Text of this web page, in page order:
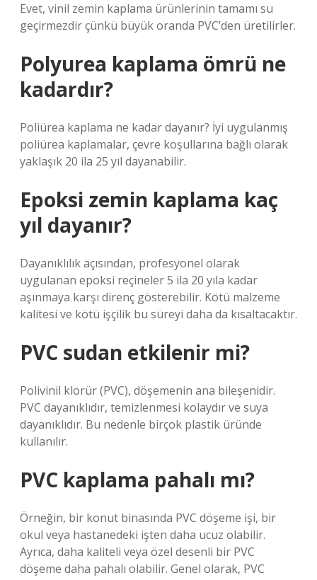
Evet, vinil zemin kaplama ürünlerinin tamamı su
geçirmezdir çünkü büyük oranda PVC’den üretilirler.
Polyurea kaplama ömrü ne
kadardır?
Poliürea kaplama ne kadar dayanır? İyi uygulanmış
poliürea kaplamalar, çevre koşullarına bağlı olarak
yaklaşık 20 ila 25 yıl dayanabilir.
Epoksi zemin kaplama kaç
yıl dayanır?
Dayanıklılık açısından, profesyonel olarak
uygulanan epoksi reçineler 5 ila 20 yıla kadar
aşınmaya karşı direnç gösterebilir. Kötü malzeme
kalitesi ve kötü işçilik bu süreyi daha da kısaltacaktır.
PVC sudan etkilenir mi?
Polivinil klorür (PVC), döşemenin ana bileşenidir.
PVC dayanıklıdır, temizlenmesi kolaydır ve suya
dayanıklıdır. Bu nedenle birçok plastik üründe
kullanılır.
PVC kaplama pahalı mı?
Örneğin, bir konut binasında PVC döşeme işi, bir
okul veya hastanedeki işten daha ucuz olabilir.
Ayrıca, daha kaliteli veya özel desenli bir PVC
döşeme daha pahalı olabilir. Genel olarak, PVC